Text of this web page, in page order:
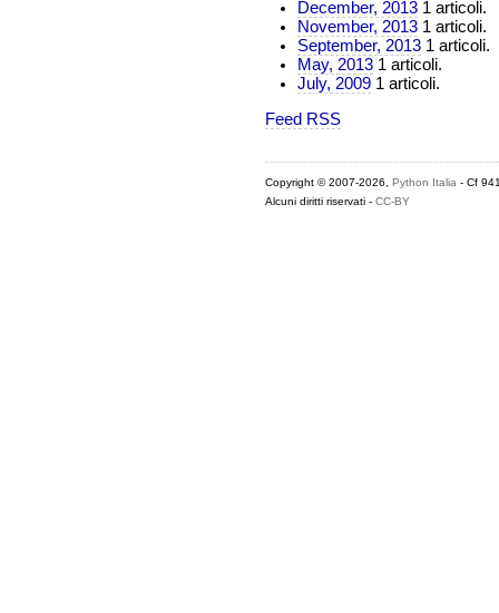
December, 2013 1 articoli.
November, 2013 1 articoli.
September, 2013 1 articoli.
May, 2013 1 articoli.
July, 2009 1 articoli.
Feed RSS
Copyright © 2007-2026, Python Italia - Cf
Alcuni diritti riservati - CC-BY